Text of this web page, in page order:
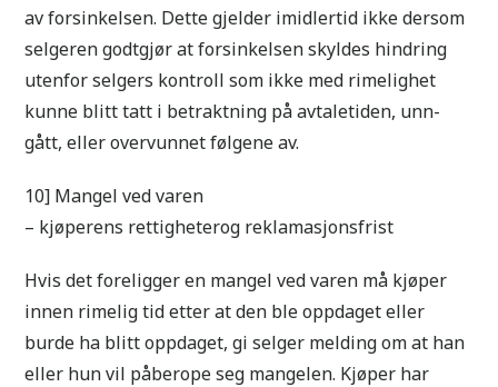
av forsinkelsen. Dette gjelder imidlertid ikke dersom
selgeren godtgjør at forsinkelsen skyldes hindring
utenfor selgers kontroll som ikke med rimelighet
kunne blitt tatt i betraktning på avtaletiden, unn-
gått, eller overvunnet følgene av.
10] Mangel ved varen
– kjøperens rettigheterog reklamasjonsfrist
Hvis det foreligger en mangel ved varen må kjøper
innen rimelig tid etter at den ble oppdaget eller
burde ha blitt oppdaget, gi selger melding om at han
eller hun vil påberope seg mangelen. Kjøper har